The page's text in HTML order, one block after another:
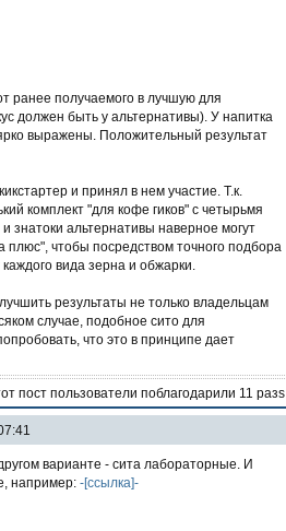
ранее получаемого в лучшую для
должен быть у альтернативы). У напитка
выражены. Положительный результат
и принял в нем участие. Т.к.
комплект "для кофе гиков" с четырьмя
альтернативы наверное могут
чтобы посредством точного подбора
вида зерна и обжарки.
результаты не только владельцам
случае, подобное сито для
что это в принципе дает
пост пользователи поблагодарили 11 разs
варианте - сита лабораторные. И
например: -[ссылка]-